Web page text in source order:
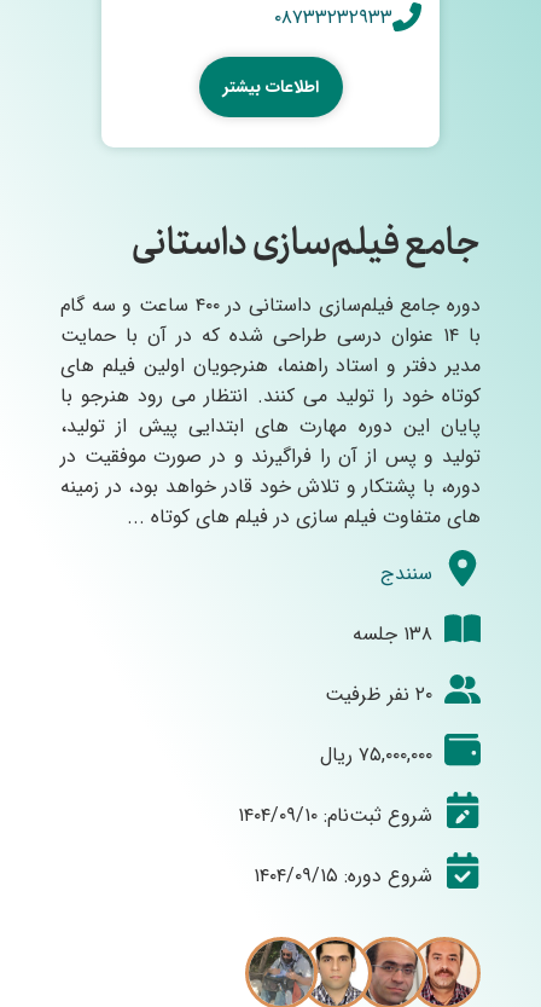
جامع فیلم‌سازی داستانی
دوره جامع فیلم‌سازی داستانی در ۴۰۰ ساعت و سه گام
با ۱۴ عنوان درسی طراحی شده که در آن با حمایت
مدیر دفتر و استاد راهنما، هنرجویان اولین فیلم های
کوتاه خود را تولید می کنند. انتظار می رود هنرجو با
پایان این دوره مهارت های ابتدایی پیش از تولید،
تولید و پس از آن را فراگیرند و در صورت موفقیت در
دوره، با پشتکار و تلاش خود قادر خواهد بود، در زمینه
های متفاوت فیلم سازی در فیلم های کوتاه ...
سنندج
۱۳۸ جلسه
۲۰ نفر ظرفیت
۷۵,۰۰۰,۰۰۰ ریال
شروع ثبت‌نام: ۱۴۰۴/۰۹/۱۰
شروع دوره: ۱۴۰۴/۰۹/۱۵
۰۸۷۳۳۲۳۲۹۳۳
اطلاعات بیشتر